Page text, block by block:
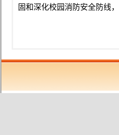
固和深化校园消防安全防线